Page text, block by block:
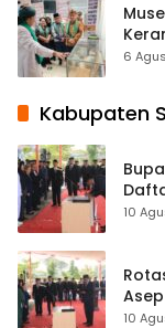
6
Kabupaten
10
10